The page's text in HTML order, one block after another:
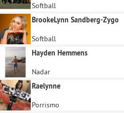
Softball
BrookeLynn Sandberg-Zygo
Softball
Hayden Hemmens
Nadar
Raelynne
Porrismo